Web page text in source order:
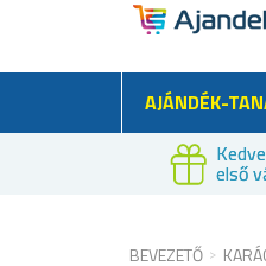
AJÁNDÉK-
első
BEVEZETŐ